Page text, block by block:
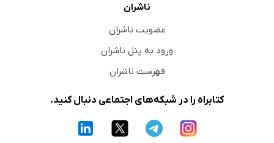
ناشران
عضویت ناشران
ورود به پنل ناشران
فهرست ناشران
کتابراه را در شبکه‌های اجتماعی دنبال کنید.